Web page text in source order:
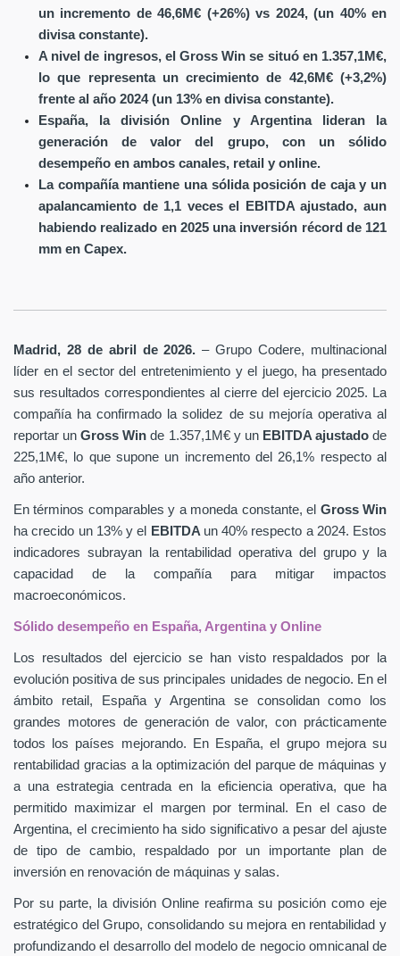
un incremento de 46,6M€ (+26%) vs 2024, (un 40% en
divisa constante).
A nivel de ingresos, el Gross Win se situó en 1.357,1M€,
lo que representa un crecimiento de 42,6M€ (+3,2%)
frente al año 2024 (un 13% en divisa constante).
España, la división Online y Argentina lideran la
generación de valor del grupo, con un sólido
desempeño en ambos canales, retail y online.
La compañía mantiene una sólida posición de caja y un
apalancamiento de 1,1 veces el EBITDA ajustado, aun
habiendo realizado en 2025 una inversión récord de 121
mm en Capex.
Madrid, 28 de abril de 2026. – Grupo Codere, multinacional
líder en el sector del entretenimiento y el juego, ha presentado
sus resultados correspondientes al cierre del ejercicio 2025. La
compañía ha confirmado la solidez de su mejoría operativa al
reportar unGross Winde 1.357,1M€ y un EBITDA ajustadode
225,1M€, lo que supone un incremento del 26,1% respecto al
año anterior.
En términos comparables y a moneda constante, el Gross Win
ha crecido un 13% y el
EBITDA un 40% respecto a 2024. Estos
indicadores subrayan la rentabilidad operativa del grupo y la
capacidad de la compañía para mitigar impactos
macroeconómicos.
Sólido desempeño en España, Argentina y Online
Los resultados del ejercicio se han visto respaldados por la
evolución positiva de sus principales unidades de negocio. En el
ámbito retail, España y Argentina se consolidan como los
grandes motores de generación de valor, con prácticamente
todos los países mejorando. En España, el grupo mejora su
rentabilidad gracias a la optimización del parque de máquinas y
a una estrategia centrada en la eficiencia operativa, que ha
permitido maximizar el margen por terminal. En el caso de
Argentina, el crecimiento ha sido significativo a pesar del ajuste
de tipo de cambio, respaldado por un importante plan de
inversión en renovación de máquinas y salas.
Por su parte, la división Online reafirma su posición como eje
estratégico del Grupo, consolidando su mejora en rentabilidad y
profundizando el desarrollo del modelo de negocio omnicanal de